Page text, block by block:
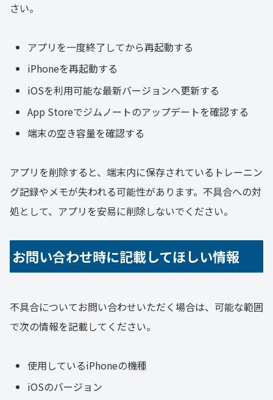
さい。
アプリを一度終了してから再起動する
iPhoneを再起動する
iOSを利用可能な最新バージョンへ更新する
App Storeでジムノートのアップデートを確認する
端末の空き容量を確認する
アプリを削除すると、端末内に保存されているトレーニン
グ記録やメモが失われる可能性があります。不具合への対
処として、アプリを安易に削除しないでください。
お問い合わせ時に記載してほしい情報
不具合についてお問い合わせいただく場合は、可能な範囲
で次の情報を記載してください。
使用しているiPhoneの機種
iOSのバージョン